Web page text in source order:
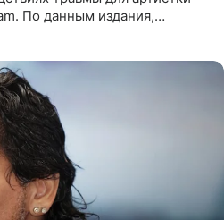
По данным издания,